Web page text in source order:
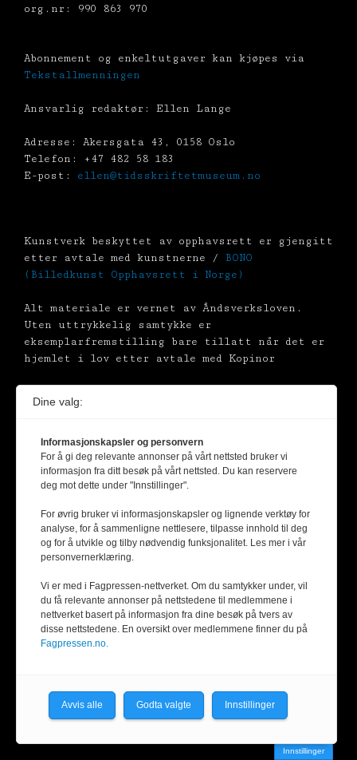
org.nr: 990 863 970
Abonnement og enkeltutgaver kan kjøpes via
Tekstallmenningen
Ansvarlig redaktør: Ellen Lange
Adresse: Akersgata 43, 0158 Oslo
Telefon: +47 482 58 183
E-post: ellen@tidsskriftetmuseum.no
Kunstverk beskyttet av opphavsrett er gjengitt
etter avtale med kunstnerne / BONO
(Billedkunst Opphavsrett i Norge)
Alt materiale er vernet av Åndsverksloven.
Uten uttrykkelig samtykke er
eksemplarfremstilling bare tillatt når det er
hjemlet i lov etter avtale med Kopinor
Innstillinger
Dine valg:
Informasjonskapsler og personvern
For å gi deg relevante annonser på vårt nettsted bruker vi
informasjon fra ditt besøk på vårt nettsted. Du kan reservere
deg mot dette under "Innstillinger".
For øvrig bruker vi informasjonskapsler og lignende verktøy for
analyse, for å sammenligne nettlesere, tilpasse innhold til deg
og for å utvikle og tilby nødvendig funksjonalitet. Les mer i vår
personvernerklæring.
Vi er med i Fagpressen-nettverket. Om du samtykker under, vil
du få relevante annonser på nettstedene til medlemmene i
nettverket basert på informasjon fra dine besøk på tvers av
disse nettstedene. En oversikt over medlemmene finner du på
Fagpressen.no.
Avvis alle Godta valgte Innstillinger